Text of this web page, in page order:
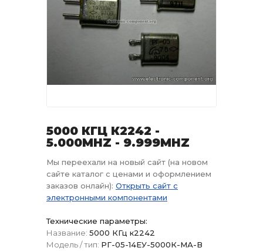
5000 КГЦ К2242 -
5.000MHZ - 9.999MHZ
Мы переехали на новый сайт (на новом
сайте каталог с ценами и оформлением
заказов онлайн): Открыть сайт с
электронными компонентами
Технические параметры:
Название: 5000 КГц к2242
Модель / тип: РГ-05-14ЕУ-5000К-МА-В